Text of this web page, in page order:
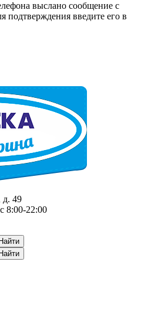
выслано сообщение с
введите его в
д. 49
8:00-22:00
Найти
Найти